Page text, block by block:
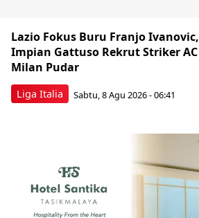
Liga Italia
Lazio Fokus Buru Franjo Ivanovic,
Impian Gattuso Rekrut Striker AC
Milan Pudar
Sabtu, 8 Agu 2026 - 06:41